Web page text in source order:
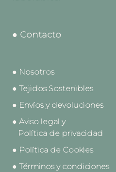
● Contacto
● Nosotros
● Tejidos Sostenibles
● Envíos y devoluciones
● Aviso legal y
Política de privacidad
● Política de Cookies
● Términos y condiciones